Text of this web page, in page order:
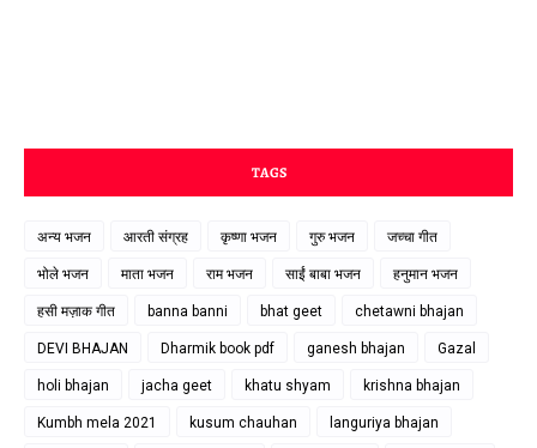
TAGS
अन्य भजन आरती संग्रह कृष्णा भजन गुरु भजन जच्चा गीत
भोले भजन माता भजन राम भजन साईं बाबा भजन हनुमान भजन
हसी मज़ाक गीत banna banni bhat geet chetawni bhajan
DEVI BHAJAN Dharmik book pdf ganesh bhajan Gazal
holi bhajan jacha geet khatu shyam krishna bhajan
Kumbh mela 2021 kusum chauhan languriya bhajan